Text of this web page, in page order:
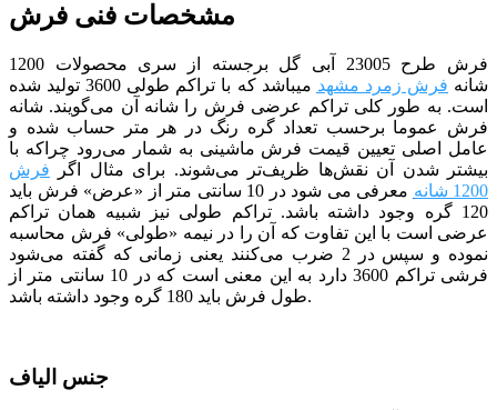
مشخصات فنی فرش
فرش طرح 23005 آبی
گل برجسته از سری محصولات 1200
شانه فرش زمرد مشهد
می­باشد که با تراکم طولی 3600 تولید شده
است. به طور کلی تراکم عرضی فرش را شانه آن می‌گویند. شانه
فرش عموما برحسب تعداد گره رنگ در هر متر حساب شده و
عامل اصلی تعیین قیمت فرش ماشینی به شمار می‌رود چراکه با
بیشتر شدن آن نقش‌ها ظریف‌تر می‌شوند. برای مثال اگر فرش
1200 شانه
معرفی می شود در 10 سانتی متر از «عرض» فرش باید
120 گره وجود داشته باشد. تراکم طولی نیز شبیه همان تراکم
عرضی است با این تفاوت که آن را در نیمه «طولی» فرش محاسبه
نموده و سپس در 2 ضرب می‌کنند یعنی زمانی که گفته می‌شود
فرشی تراکم 3600 دارد به این معنی است که در 10 سانتی متر از
طول فرش باید 180 گره وجود داشته باشد.
جنس الیاف